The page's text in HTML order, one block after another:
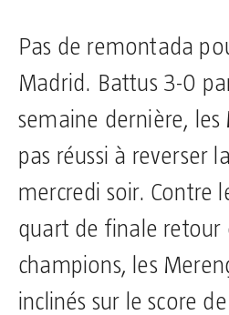
Pas de remontada
Madrid. Battus 3-0
semaine dernière, les
pas réussi à reverser
mercredi soir. Contre
quart de finale retour
champions, les
inclinés sur le score